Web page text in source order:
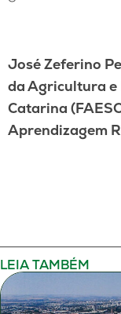
José Zeferino
da Agricultura e
Catarina
Aprendizagem
LEIA TAMBÉM